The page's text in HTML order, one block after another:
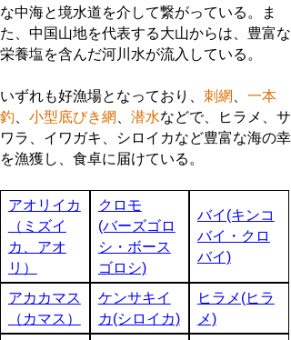
な中海と境水道を介して繋がっている。ま
た、中国山地を代表する大山からは、豊富な
栄養塩を含んだ河川水が流入している。
いずれも好漁場となっており、 刺網
一本
釣
小型底びき網 潜水などで、ヒラメ、サ
ワラ、イワガキ、シロイカなど豊富な海の幸
を漁獲し、食卓に届けている。
アオリイカ
（ミズイ
カ、アオ
リ）
クロモ
(バーズゴロ
シ・ボース
ゴロシ)
バイ(キンコ
バイ・クロ
バイ)
アカカマス
（カマス）
ケンサキイ
カ(シロイカ)
ヒラメ(ヒラ
メ)